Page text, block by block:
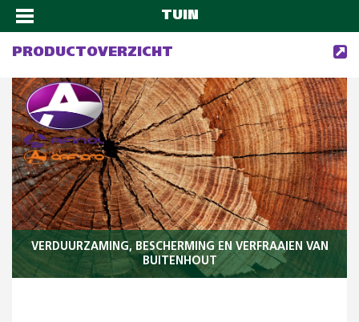
TUIN
PRODUCTOVERZICHT
VERDUURZAMING, BESCHERMING EN VERFRAAIEN VAN
BUITENHOUT